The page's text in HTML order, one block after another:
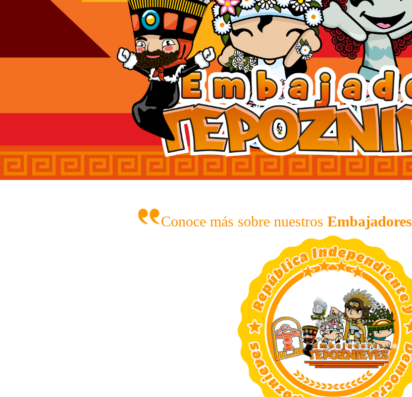
Conoce más sobre nuestros Embajadores